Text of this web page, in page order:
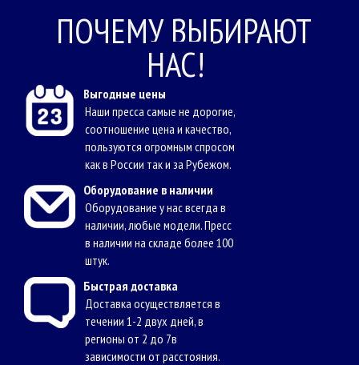
ПОЧЕМУ ВЫБИРАЮТ
НАС!
Выгодные цены
Наши пресса самые не дорогие,
соотношение цена и качество,
пользуются огромным спросом
как в России так и за Рубежом.
Оборудование в наличии
Оборудование у нас всегда в
наличии, любые модели. Пресс
в наличии на складе более 100
штук.
Быстрая доставка
Доставка осуществляется в
течении 1-2 двух дней, в
регионы от 2 до 7в
зависимости от расстояния.